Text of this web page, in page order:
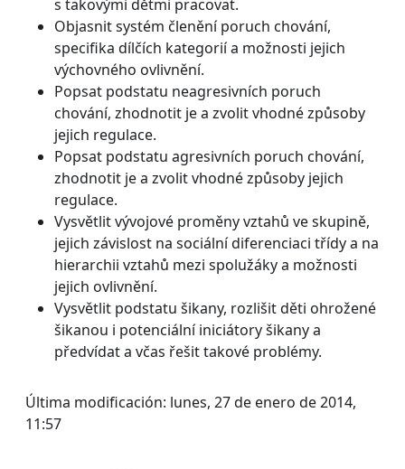
s takovými dětmi pracovat.
Objasnit systém členění poruch chování,
specifika dílčích kategorií a možnosti jejich
výchovného ovlivnění.
Popsat podstatu neagresivních poruch
chování, zhodnotit je a zvolit vhodné způsoby
jejich regulace.
Popsat podstatu agresivních poruch chování,
zhodnotit je a zvolit vhodné způsoby jejich
regulace.
Vysvětlit vývojové proměny vztahů ve skupině,
jejich závislost na sociální diferenciaci třídy a na
hierarchii vztahů mezi spolužáky a možnosti
jejich ovlivnění.
Vysvětlit podstatu šikany, rozlišit děti ohrožené
šikanou i potenciální iniciátory šikany a
předvídat a včas řešit takové problémy.
Última modificación: lunes, 27 de enero de 2014,
11:57